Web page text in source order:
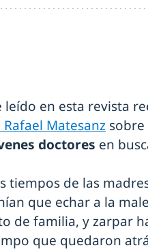
leído en esta revista
Rafael Matesanz
doctores en
tiempos de las
que echar a la
de familia, y zarpar
que quedaron